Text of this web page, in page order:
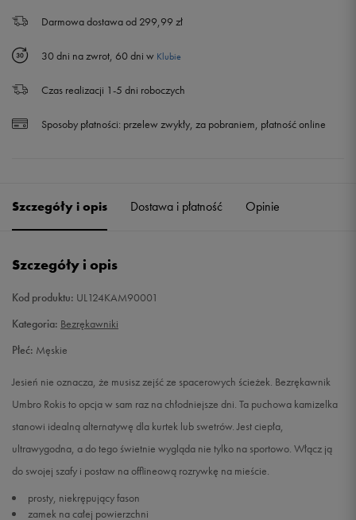
Darmowa dostawa od 299,99 zł
30 dni na zwrot, 60 dni w Klubie
Czas realizacji 1-5 dni roboczych
Sposoby płatności: przelew zwykły, za pobraniem, płatność online
Szczegóły i opis Dostawa i płatność Opinie
Szczegóły i opis
Kod produktu: UL124KAM90001
Kategoria: Bezrękawniki
Płeć: Męskie
Jesień nie oznacza, że musisz zejść ze spacerowych ścieżek. Bezrękawnik
Umbro Rokis to opcja w sam raz na chłodniejsze dni. Ta puchowa kamizelka
stanowi idealną alternatywę dla kurtek lub swetrów. Jest ciepła,
ultrawygodna, a do tego świetnie wygląda nie tylko na sportowo. Włącz ją
do swojej szafy i postaw na offlineową rozrywkę na mieście.
prosty, niekrępujący fason
zamek na całej powierzchni